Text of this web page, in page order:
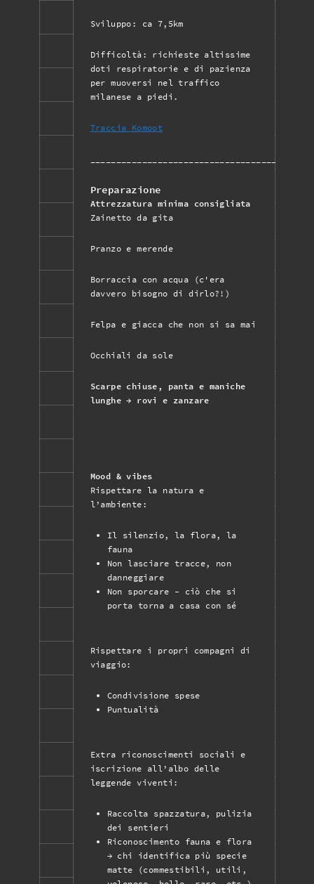
Sviluppo: ca 7,5km
Difficoltà: richieste altissime
doti respiratorie e di pazienza
per muoversi nel traffico
milanese a piedi.
Traccia Komoot
Preparazione
Attrezzatura minima consigliata
Zainetto da gita
Pranzo e merende
Borraccia con acqua (c'era
davvero bisogno di dirlo?!)
Felpa e giacca che non si sa mai
Occhiali da sole
Scarpe chiuse, panta e maniche
lunghe → rovi e zanzare
Mood & vibes
Rispettare la natura e
l’ambiente:
Il silenzio, la flora, la
fauna
Non lasciare tracce, non
danneggiare
Non sporcare - ciò che si
porta torna a casa con sé
Rispettare i propri compagni di
viaggio:
Condivisione spese
Puntualità
Extra riconoscimenti sociali e
iscrizione all’albo delle
leggende viventi:
Raccolta spazzatura, pulizia
dei sentieri
Riconoscimento fauna e flora
→ chi identifica più specie
matte (commestibili, utili,